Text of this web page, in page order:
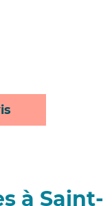
à Saint-